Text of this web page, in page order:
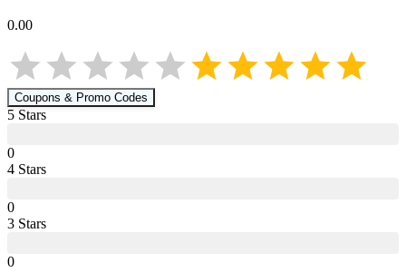
0.00
Coupons & Promo Codes
5 Stars
0
4 Stars
0
3 Stars
0